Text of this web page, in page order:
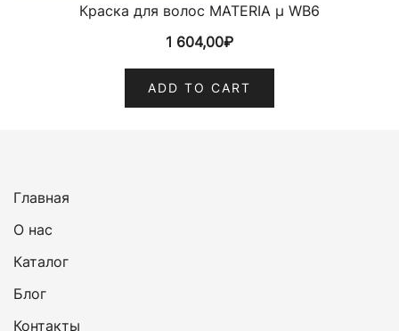
Краска для волос MATERIA µ WB6
1 604,00₽
ADD TO CART
Главная
О нас
Каталог
Блог
Контакты